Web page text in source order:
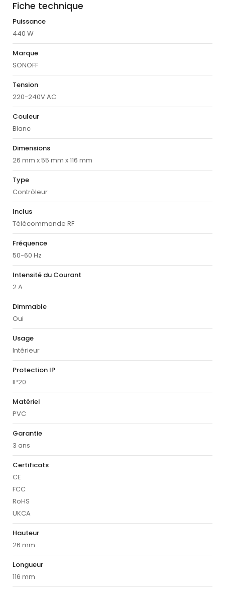
Fiche technique
Puissance
440 W
Marque
SONOFF
Tension
220-240V AC
Couleur
Blanc
Dimensions
26 mm x 55 mm x 116 mm
Type
Contrôleur
Inclus
Télécommande RF
Fréquence
50-60 Hz
Intensité du Courant
2 A
Dimmable
Oui
Usage
Intérieur
Protection IP
IP20
Matériel
PVC
Garantie
3 ans
Certificats
CE
FCC
RoHS
UKCA
Hauteur
26 mm
Longueur
116 mm